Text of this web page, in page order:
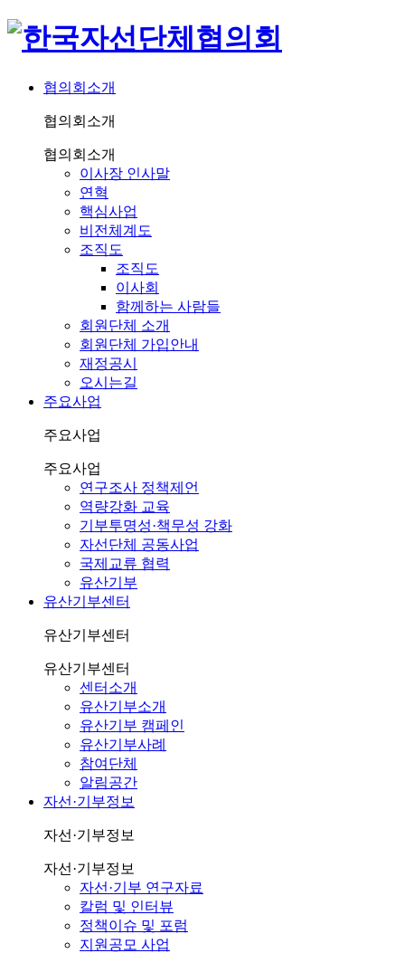
협의회소개
협의회소개
협의회소개
이사장 인사말
연혁
핵심사업
비전체계도
조직도
조직도
이사회
함께하는 사람들
회원단체 소개
회원단체 가입안내
재정공시
오시는길
주요사업
주요사업
주요사업
연구조사 정책제언
역량강화 교육
기부투명성·책무성 강화
자선단체 공동사업
국제교류 협력
유산기부
유산기부센터
유산기부센터
유산기부센터
센터소개
유산기부소개
유산기부 캠페인
유산기부사례
참여단체
알림공간
자선·기부정보
자선·기부정보
자선·기부정보
자선·기부 연구자료
칼럼 및 인터뷰
정책이슈 및 포럼
지원공모 사업